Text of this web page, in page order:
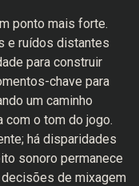
ponto mais forte.
e ruídos distantes
para construir
chave para
um caminho
com o tom do jogo.
há disparidades
sonoro permanece
de mixagem